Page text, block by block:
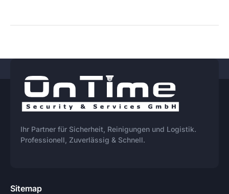
Ihr Partner für Sicherheit, Reinigungen und Logistik.
Professionell, Zuverlässig & Schnell.
Sitemap